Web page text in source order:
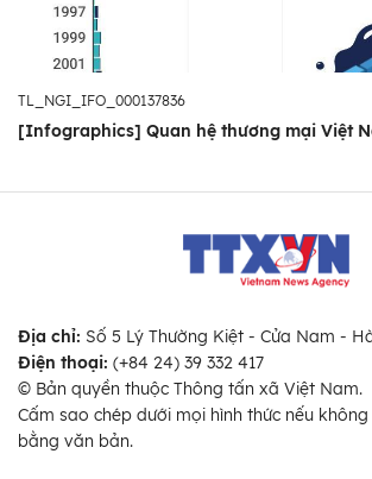
TL_NGI_IFO_000137836
[Infographics] Quan hệ thương mại Việt
Địa chỉ: Số 5 Lý Thường Kiệt - Cửa Nam -
Điện thoại: (+84 24) 39 332 417
© Bản quyền thuộc Thông tấn xã Việt Nam.
Cấm sao chép dưới mọi hình thức nếu
bằng văn bản.